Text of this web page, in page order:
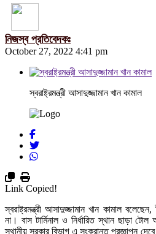
নিজস্ব প্রতিবেদকঃ
October 27, 2022 4:41 pm
স্বরাষ্ট্রমন্ত্রী আসাদুজ্জামান খান কামাল
Link Copied!
স্বরাষ্ট্রমন্ত্রী আসাদুজ্জামান খান কামাল
না। বাস টার্মিনাল ও নির্ধারিত স্থান ছাড়া
স্থানীয় সরকার বিভাগ এ সংক্রান্ত প্রজ্ঞাপন